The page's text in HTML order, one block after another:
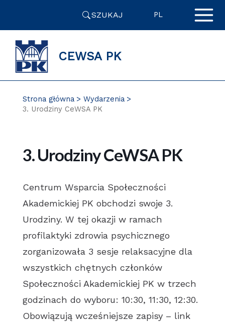
SZUKAJ PL
CEWSA PK
Strona główna
Wydarzenia
3. Urodziny CeWSA PK
3. Urodziny CeWSA PK
Centrum Wsparcia Społeczności
Akademickiej PK obchodzi swoje 3.
Urodziny. W tej okazji w ramach
profilaktyki zdrowia psychicznego
zorganizowała 3 sesje relaksacyjne dla
wszystkich chętnych członków
Społeczności Akademickiej PK w trzech
godzinach do wyboru: 10:30, 11:30, 12:30.
Obowiązują wcześniejsze zapisy – link